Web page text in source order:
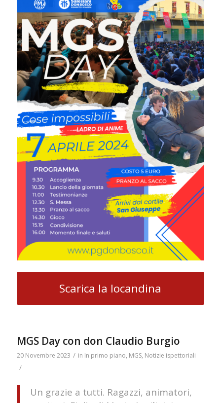
Scarica la locandina
MGS Day con don Claudio Burgio
20 Novembre 2023 / in In primo piano, MGS, Notizie ispettoriali
/
Un grazie a tutti. Ragazzi, animatori,